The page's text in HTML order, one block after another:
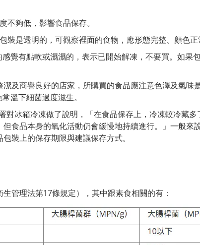
夠低，影響食品保存。
是透明的，可觀察裡面的食物，應形態完整、顏色正
覺有點軟或濕濕的，表示已開始解凍，不要買。如果
及商譽良好的店家，所購買的食品應注意色澤及氣味
溫下細菌過度滋生。
冰箱冷凍做了說明，「在食品保存上，冷凍較冷藏
食品本身的氧化活動仍會緩慢地持續進行。」一般來
裝上的保存期限與建議保存方式。
管理法第17條規定），其中跟素食相關的有：